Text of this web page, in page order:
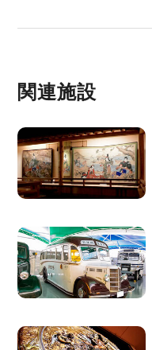
関連施設